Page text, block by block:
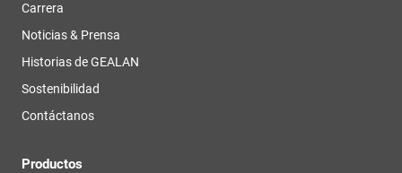
Carrera
Noticias & Prensa
Historias de GEALAN
Sostenibilidad
Contáctanos
Productos